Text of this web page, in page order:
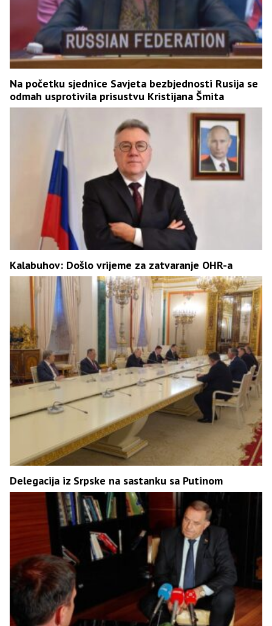
Na početku sjednice Savjeta bezbjednosti Rusija se
odmah usprotivila prisustvu Kristijana Šmita
Kalabuhov: Došlo vrijeme za zatvaranje OHR-a
Delegacija iz Srpske na sastanku sa Putinom